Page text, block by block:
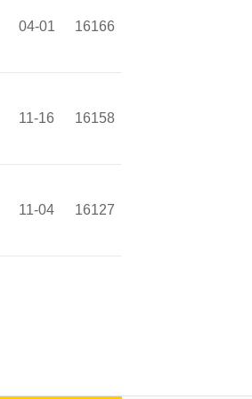
04-01 16166
11-16 16158
11-04 16127